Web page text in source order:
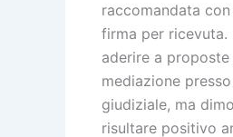
raccomandata
firma per ricevuta.
aderire a
mediazione
giudiziale, ma
risultare positivo